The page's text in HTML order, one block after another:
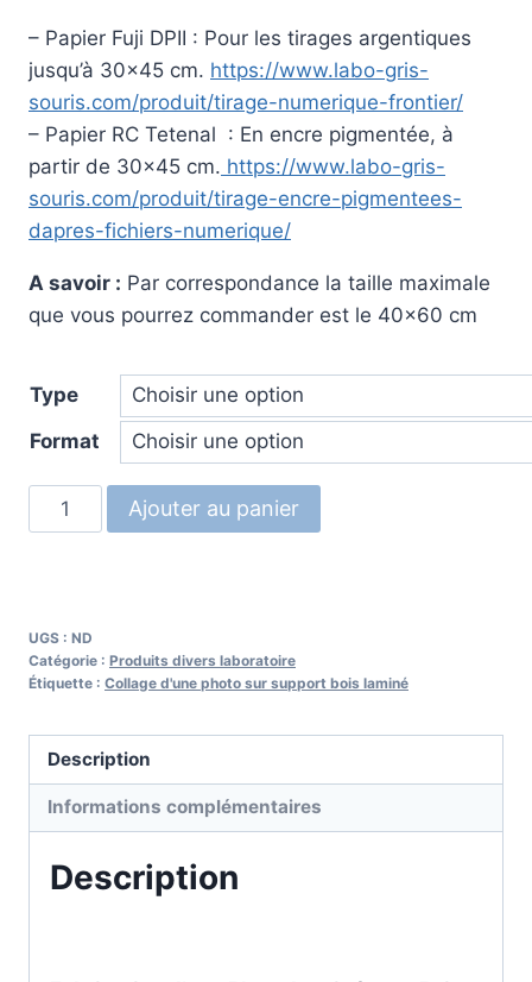
– Papier Fuji DPII : Pour les tirages argentiques
jusqu’à 30×45 cm. https://www.labo-gris-
souris.com/produit/tirage-numerique-frontier/
– Papier RC Tetenal : En encre pigmentée, à
partir de 30×45 cm. https://www.labo-gris-
souris.com/produit/tirage-encre-pigmentees-
dapres-fichiers-numerique/
A savoir : Par correspondance la taille maximale
que vous pourrez commander est le 40×60 cm
Type
Format
quantité
de
sur-
bois-
laminé
Ajouter au panier
UGS : ND
Catégorie : Produits divers laboratoire
Étiquette : Collage d'une photo sur support bois laminé
Description
Informations complémentaires
Description